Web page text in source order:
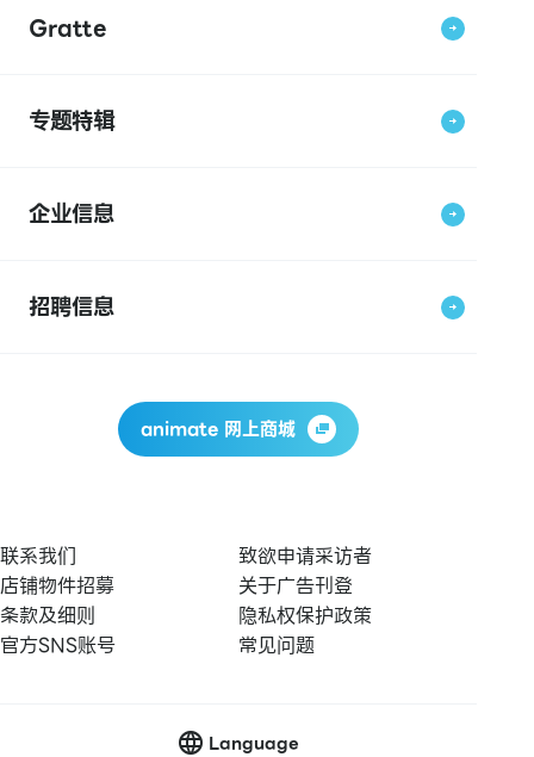
Gratte
专题特辑
企业信息
招聘信息
animate 网上商城
联系我们
致欲申请采访者
店铺物件招募
关于广告刊登
条款及细则
隐私权保护政策
官方SNS账号
常见问题
Language